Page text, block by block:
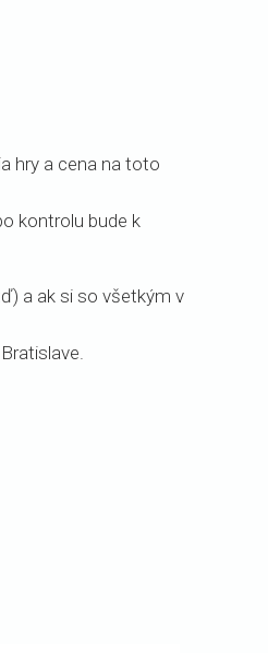
hry a cena na toto
kontrolu bude k
a ak si so všetkým v